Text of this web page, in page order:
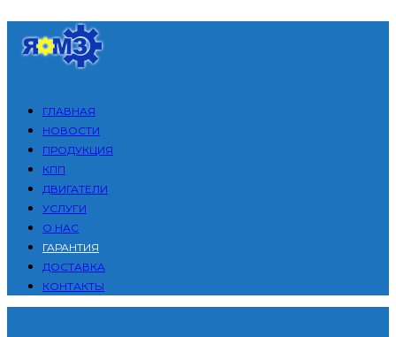
ГЛАВНАЯ
НОВОСТИ
ПРОДУКЦИЯ
КПП
ДВИГАТЕЛИ
УСЛУГИ
О НАС
ГАРАНТИЯ
ДОСТАВКА
КОНТАКТЫ